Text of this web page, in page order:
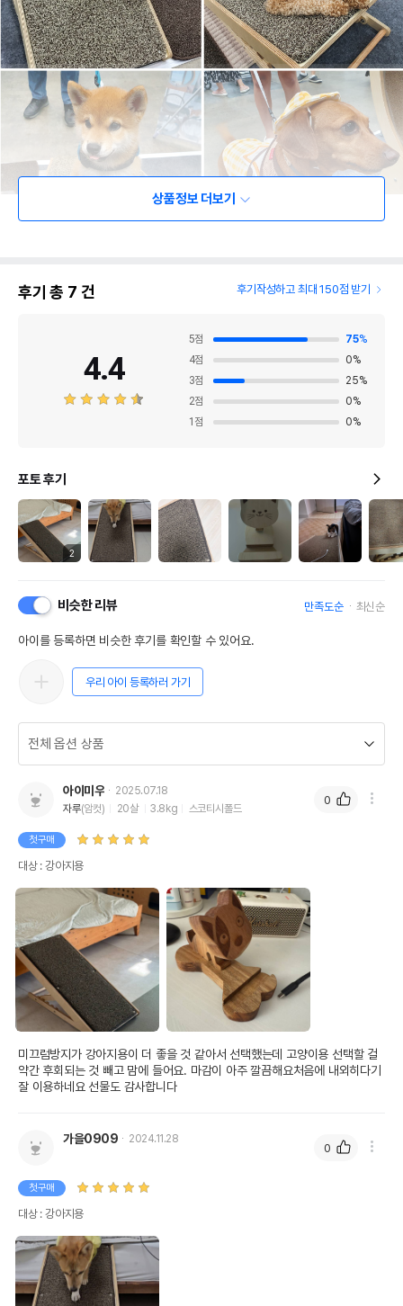
상품정보 더보기
후기 총 7 건 후기작성하고 최대 150점 받기
4.4
5점 75%
4점 0%
3점 25%
2점 0%
1 점 0%
포토 후기
2
비슷한 리뷰 만족도순 최신순
아이를 등록하면 비슷한 후기를 확인할 수 있어요.
우리 아이 등록하러 가기
아이미우
2025.07.18
자루(암컷) 20살 3.8kg 스코티시폴드
첫구매
대상 : 강아지용
미끄럼방지가 강아지용이 더 좋을 것 같아서 선택했는데 고양이용 선택할 걸
약간 후회되는 것 빼고 맘에 들어요. 마감이 아주 깔끔해요처음에 내외히다기
잘 이용하네요 선물도 감사합니다
0
가을0909 2024.11.28
첫구매
대상 : 강아지용
0